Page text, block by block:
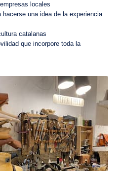
locales
una idea de la experiencia
catalanas
que incorpore toda la